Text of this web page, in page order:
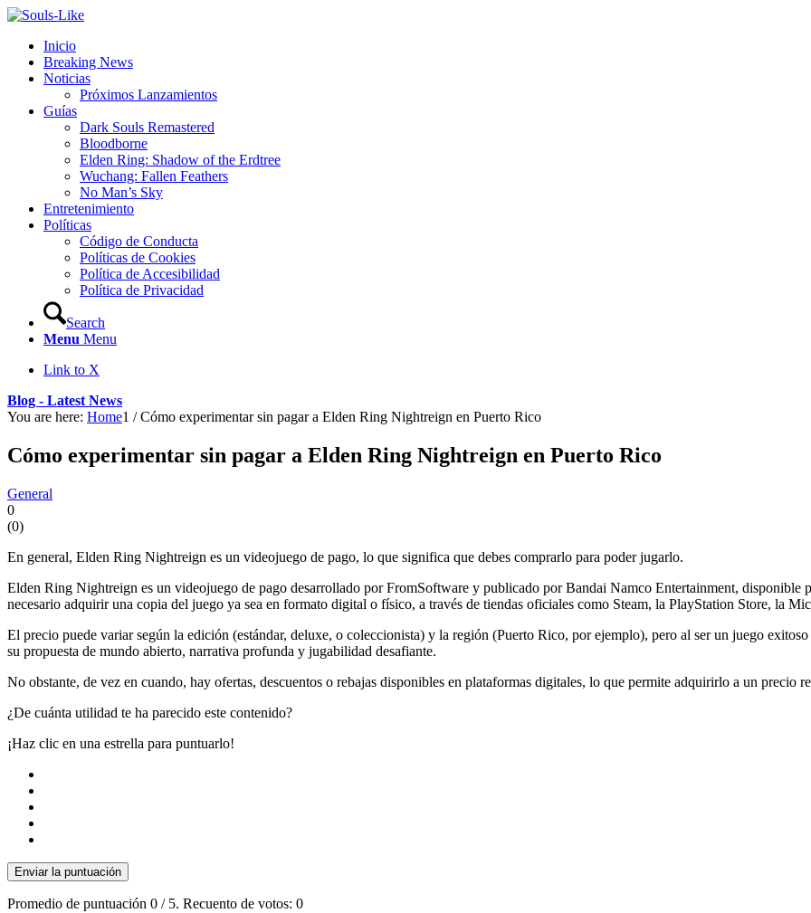
Inicio
Breaking News
Noticias
Próximos Lanzamientos
Guías
Dark Souls Remastered
Bloodborne
Elden Ring: Shadow of the Erdtree
Wuchang: Fallen Feathers
No Man’s Sky
Entretenimiento
Políticas
Código de Conducta
Políticas de Cookies
Política de Accesibilidad
Política de Privacidad
Search
Menu Menu
Link to X
Blog - Latest News
You are here: Home1 / Cómo experimentar sin pagar a Elden Ring Nightreign en Puerto Rico
Cómo experimentar sin pagar a Elden Ring Nightreign en Puerto Rico
General
0
(0)
En general, Elden Ring Nightreign es un videojuego de pago, lo que significa que debes comprarlo para poder jugarlo.
Elden Ring Nightreign es un videojuego de pago desarrollado por FromSoftware y publicado por Bandai Namco Entertainment, disponible
necesario adquirir una copia del juego ya sea en formato digital o físico, a través de tiendas oficiales como Steam, la PlayStation Store, la
El precio puede variar según la edición (estándar, deluxe, o coleccionista) y la región (Puerto Rico, por ejemplo), pero al ser un juego
su propuesta de mundo abierto, narrativa profunda y jugabilidad desafiante.
No obstante, de vez en cuando, hay ofertas, descuentos o rebajas disponibles en plataformas digitales, lo que permite adquirirlo a un precio
¿De cuánta utilidad te ha parecido este contenido?
¡Haz clic en una estrella para puntuarlo!
Enviar la puntuación
Promedio de puntuación 0 / 5. Recuento de votos: 0